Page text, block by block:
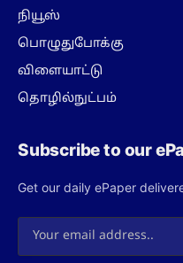
நியூஸ்
பொழுதுபோக்கு
விளையாட்டு
தொழில்நுட்பம்
Subscribe to our
Get our daily ePaper